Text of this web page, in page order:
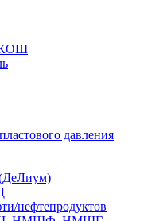
давления
нефтепродуктов